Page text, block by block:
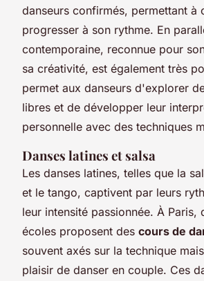
danseurs confirmés, permettant à
progresser à son rythme. En
contemporaine, reconnue pour
sa créativité, est également très
permet aux danseurs d'explorer
libres et de développer leur
personnelle avec des techniques
Danses latines et salsa
Les danses latines, telles que la
et le tango, captivent par leurs
leur intensité passionnée. À Paris,
écoles proposent des cours de
souvent axés sur la technique
plaisir de danser en couple. Ces